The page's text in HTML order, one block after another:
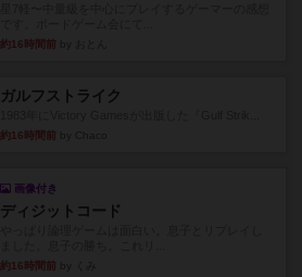
約16時間前
ガルフストライク
約16時間前
画像付き
ディジットコード
約16時間前